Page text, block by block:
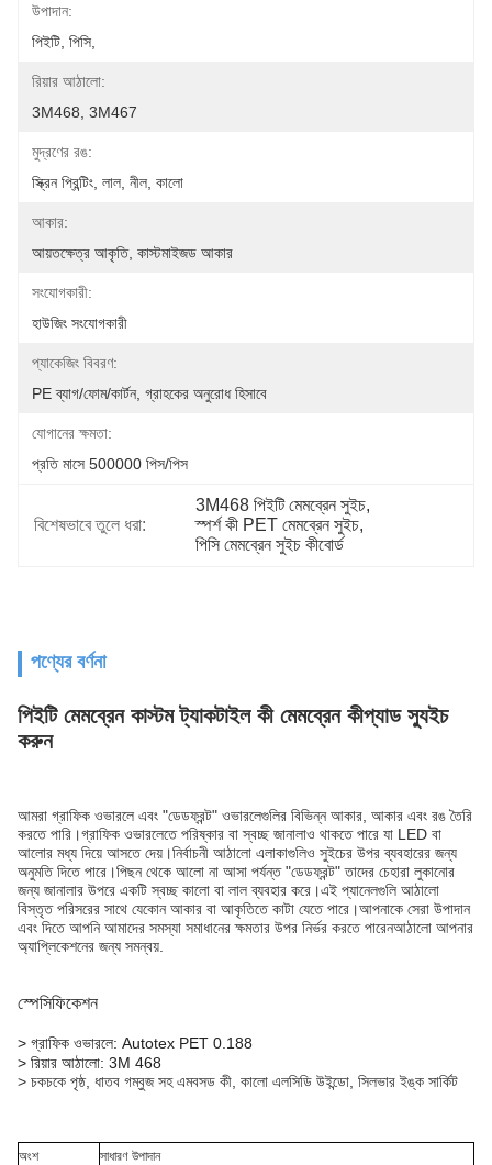
উপাদান:
পিইটি, পিসি,
রিয়ার আঠালো:
3M468, 3M467
মুদ্রণের রঙ:
স্ক্রিন প্রিন্টিং, লাল, নীল, কালো
আকার:
আয়তক্ষেত্র আকৃতি, কাস্টমাইজড আকার
সংযোগকারী:
হাউজিং সংযোগকারী
প্যাকেজিং বিবরণ:
PE ব্যাগ/ফোম/কার্টন, গ্রাহকের অনুরোধ হিসাবে
যোগানের ক্ষমতা:
প্রতি মাসে 500000 পিস/পিস
বিশেষভাবে তুলে ধরা:
3M468 পিইটি মেমব্রেন সুইচ,
স্পর্শ কী PET মেমব্রেন সুইচ,
পিসি মেমব্রেন সুইচ কীবোর্ড
পণ্যের বর্ণনা
পিইটি মেমব্রেন কাস্টম ট্যাকটাইল কী মেমব্রেন কীপ্যাড স্যুইচ
করুন
আমরা গ্রাফিক ওভারলে এবং "ডেডফ্রন্ট" ওভারলেগুলির বিভিন্ন আকার, আকার এবং রঙ তৈরি
করতে পারি।গ্রাফিক ওভারলেতে পরিষ্কার বা স্বচ্ছ জানালাও থাকতে পারে যা LED বা
আলোর মধ্য দিয়ে আসতে দেয়।নির্বাচনী আঠালো এলাকাগুলিও সুইচের উপর ব্যবহারের জন্য
অনুমতি দিতে পারে।পিছন থেকে আলো না আসা পর্যন্ত "ডেডফ্রন্ট" তাদের চেহারা লুকানোর
জন্য জানালার উপরে একটি স্বচ্ছ কালো বা লাল ব্যবহার করে।এই প্যানেলগুলি আঠালো
বিস্তৃত পরিসরের সাথে যেকোন আকার বা আকৃতিতে কাটা যেতে পারে।আপনাকে সেরা উপাদান
এবং দিতে আপনি আমাদের সমস্যা সমাধানের ক্ষমতার উপর নির্ভর করতে পারেনআঠালো আপনার
অ্যাপ্লিকেশনের জন্য সমন্বয়.
স্পেসিফিকেশন
> গ্রাফিক ওভারলে: Autotex PET 0.188
> রিয়ার আঠালো: 3M 468
> চকচকে পৃষ্ঠ, ধাতব গম্বুজ সহ এমবসড কী, কালো এলসিডি উইন্ডো, সিলভার ইঙ্ক সার্কিট
অংশ সাধারণ উপাদান